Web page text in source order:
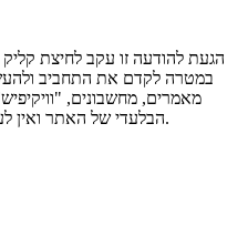
הגעת להודעה זו עקב לחיצת
במטרה לקדם את התחביב
מאמרים, מחשבונים,
הבלעדי של האתר ואין לעשות בהם שימוש ללא אישור בעל האתר. אין להעתיקם או להפיצם ללא אישור מבעל האתר אלון ברזילי. שימוש שלא כדין במאגרי המידע יגרור אחריו הפעלת סנקציות משפטיות מכוח החוק.